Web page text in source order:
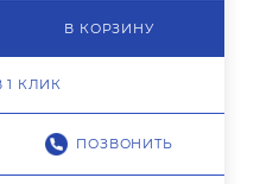
В КОРЗИНУ
1 КЛИК
ПОЗВОНИТЬ